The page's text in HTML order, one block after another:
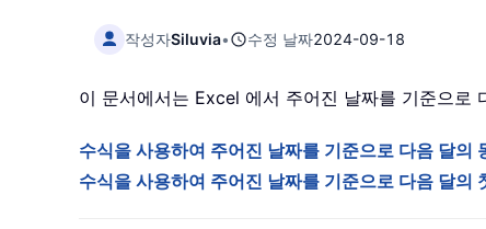
작성자Siluvia• 수정 날짜2024-09-18
이 문서에서는 Excel 에서 주어진 날짜를 기준으로
수식을 사용하여 주어진 날짜를 기준으로 다음 달의
수식을 사용하여 주어진 날짜를 기준으로 다음 달의